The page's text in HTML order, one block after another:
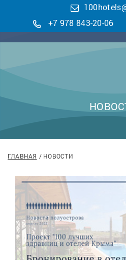
+7 978 843-20-06
ГЛАВНАЯ НОВОСТИ